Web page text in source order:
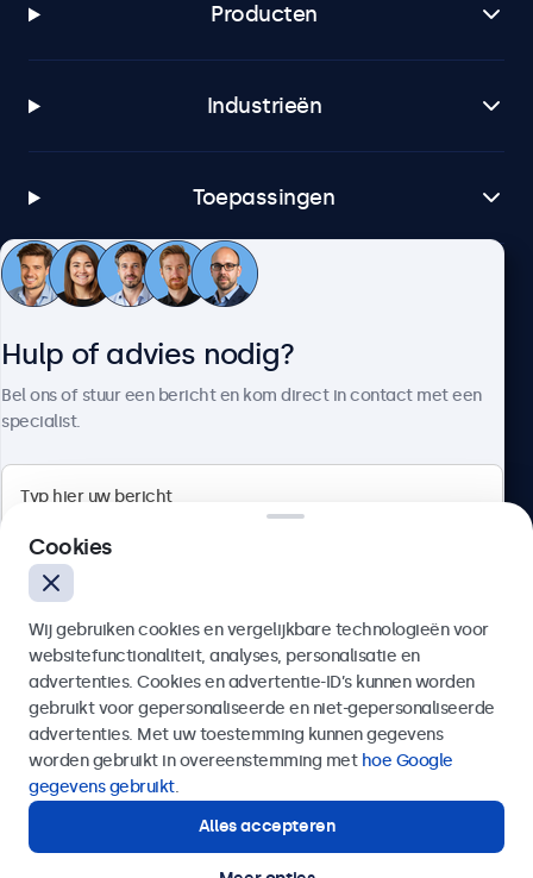
Producten
Industrieën
Toepassingen
Klantenservice
4.8/5 door 5000+ bedrijven
Nederlands
Hulp of advies nodig?
Bel ons of stuur een bericht en kom direct in contact met een
specialist.
Verzenden
Of bel ons op
Hulp of advies nodig?
Direct contact met een specialist.
Cookies
Wij gebruiken cookies en vergelijkbare technologieën voor
websitefunctionaliteit, analyses, personalisatie en
advertenties. Cookies en advertentie-ID’s kunnen worden
gebruikt voor gepersonaliseerde en niet-gepersonaliseerde
advertenties. Met uw toestemming kunnen gegevens
worden gebruikt in overeenstemming met hoe Google
gegevens gebruikt.
Alles accepteren